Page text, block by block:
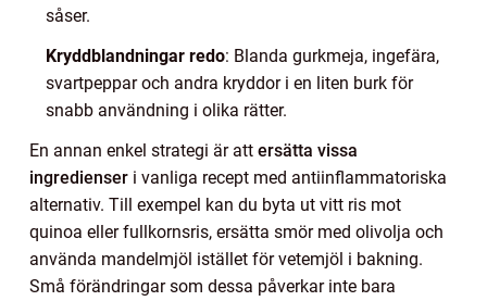
såser.
Kryddblandningar redo: Blanda gurkmeja, ingefära,
svartpeppar och andra kryddor i en liten burk för
snabb användning i olika rätter.
En annan enkel strategi är att ersätta vissa
ingredienser i vanliga recept med antiinflammatoriska
alternativ. Till exempel kan du byta ut vitt ris mot
quinoa eller fullkornsris, ersätta smör med olivolja och
använda mandelmjöl istället för vetemjöl i bakning.
Små förändringar som dessa påverkar inte bara